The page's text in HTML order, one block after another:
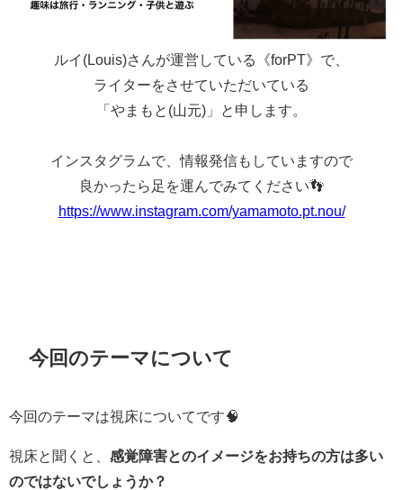
ルイ(Louis)さんが運営している《forPT》で、
ライターをさせていただいている
「やまもと(山元)」と申します。
インスタグラムで、情報発信もしていますので
良かったら足を運んでみてください👣
https://www.instagram.com/yamamoto.pt.nou/
今回のテーマについて
今回のテーマは視床についてです🧠
視床と聞くと、 感覚障害とのイメージをお持ちの方は多い
のではないでしょうか？